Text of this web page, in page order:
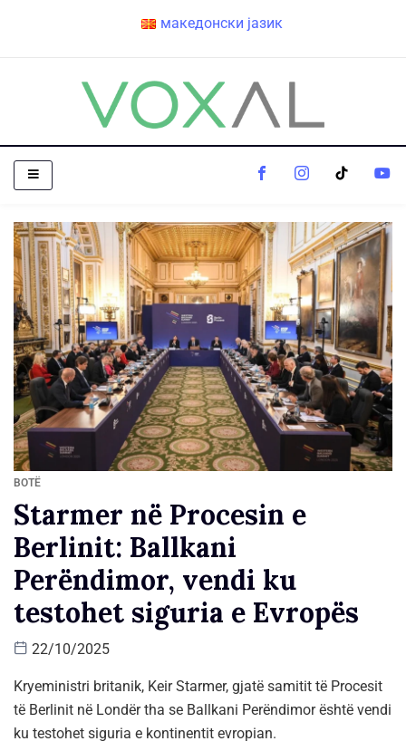
македонски јазик
BOTË
Starmer në Procesin e
Berlinit: Ballkani
Perëndimor, vendi ku
testohet siguria e Evropës
22/10/2025
Kryeministri britanik, Keir Starmer, gjatë samitit të Procesit
të Berlinit në Londër tha se Ballkani Perëndimor është vendi
ku testohet siguria e kontinentit evropian.